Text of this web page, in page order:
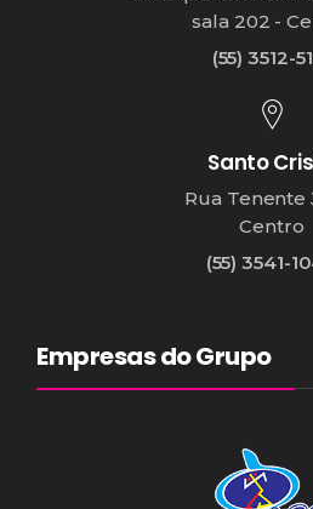
sala 202 -
(55) 3512-
Santo
Rua Tenente
Centro
(55) 3541-
Empresas do Grupo